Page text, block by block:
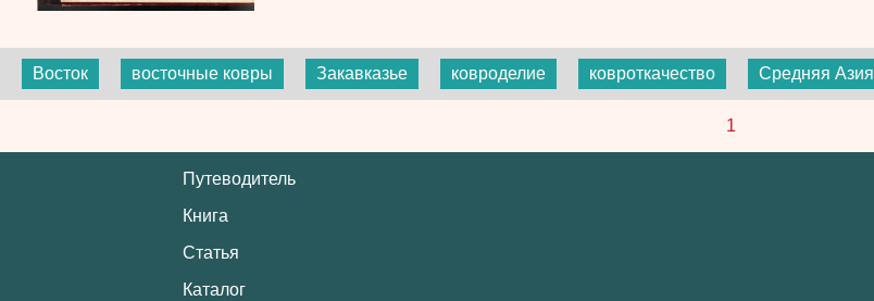
Восток восточные ковры Закавказье ковроделие ковроткачество Средняя Азия
1
Путеводитель
Книга
Статья
Каталог